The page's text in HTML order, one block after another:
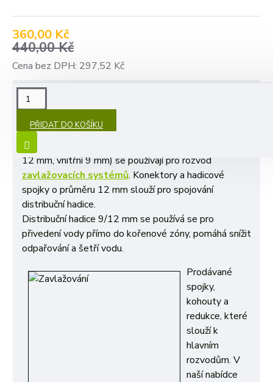
360,00 Kč
440,00 Kč
Cena bez DPH: 297,52 Kč
PŘIDAT DO KOŠÍKU
10 metrůdistribučníhadice 9/12 mm pro
zavlažování
12 mm, vnitřní 9 mm) se používají pro rozvod
zavlažovacích systémů. Konektory a hadicové
spojky o průměru 12 mm slouží pro spojování
distribuční hadice.
Distribuční hadice 9/12 mm se používá se pro
přivedení vody přímo do kořenové zóny, pomáhá snížit
odpařování a šetří vodu.
Prodávané
spojky,
kohouty a
redukce, které
slouží k
hlavním
rozvodům. V
naší nabídce